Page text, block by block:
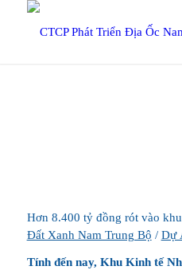
Hơn 8.400 tỷ đồng rót vào
Đất Xanh Nam Trung Bộ / Dự
Tính đến nay, Khu Kinh tế